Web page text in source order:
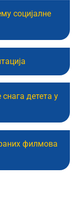
социјалне
детета у
филмова